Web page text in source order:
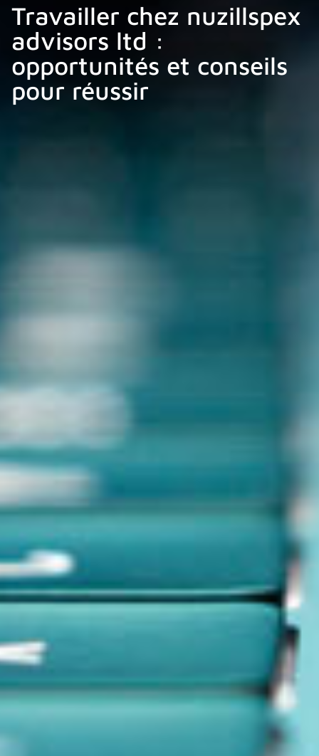
Travailler chez nuzillspex
advisors ltd :
opportunités et conseils
pour réussir